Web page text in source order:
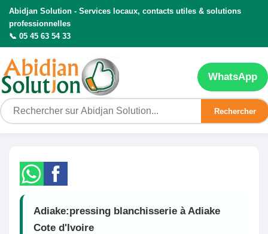
Abidjan Solution - Services locaux, contacts utiles & solutions
professionnelles
📞 05 45 63 54 33
Rechercher
WhatsApp
Adiake:pressing blanchisserie à Adiake
Cote d'Ivoire